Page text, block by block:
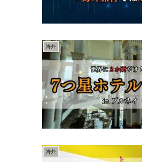
海外
海外